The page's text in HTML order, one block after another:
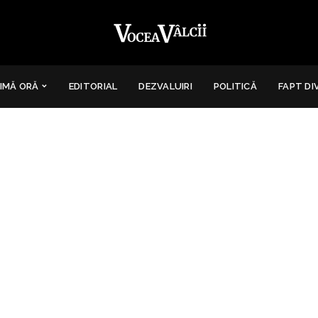
ORĂ EDITORIAL DEZVALUIRI POLITICĂ FAPT